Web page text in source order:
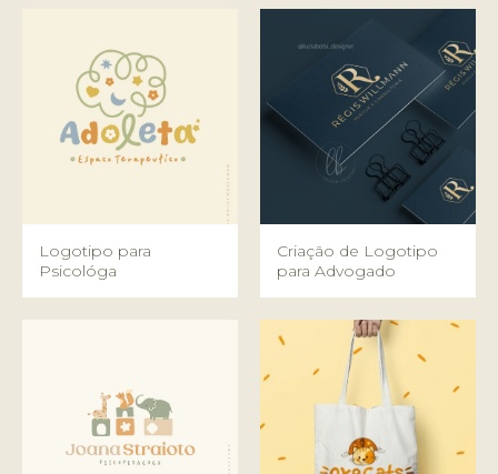
Logotipo para
Psicológa
Criação de Logotipo
para Advogado